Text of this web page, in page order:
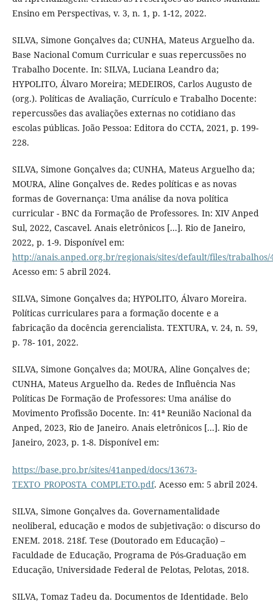
Ensino em Perspectivas, v. 3, n. 1, p. 1-12, 2022.
SILVA, Simone Gonçalves da; CUNHA, Mateus Arguelho da.
Base Nacional Comum Curricular e suas repercussões no
Trabalho Docente. In: SILVA, Luciana Leandro da;
HYPOLITO, Álvaro Moreira; MEDEIROS, Carlos Augusto de
(org.). Políticas de Avaliação, Currículo e Trabalho Docente:
repercussões das avaliações externas no cotidiano das
escolas públicas. João Pessoa: Editora do CCTA, 2021, p. 199-
228.
SILVA, Simone Gonçalves da; CUNHA, Mateus Arguelho da;
MOURA, Aline Gonçalves de. Redes políticas e as novas
formas de Governança: Uma análise da nova política
curricular - BNC da Formação de Professores. In: XIV Anped
Sul, 2022, Cascavel. Anais eletrônicos [...]. Rio de Janeiro,
2022, p. 1-9. Disponível em:
http://anais.anped.org.br/regionais/sites/default/files/trabalhos/
Acesso em: 5 abril 2024.
SILVA, Simone Gonçalves da; HYPOLITO, Álvaro Moreira.
Políticas curriculares para a formação docente e a
fabricação da docência gerencialista. TEXTURA, v. 24, n. 59,
p. 78- 101, 2022.
SILVA, Simone Gonçalves da; MOURA, Aline Gonçalves de;
CUNHA, Mateus Arguelho da. Redes de Influência Nas
Políticas De Formação de Professores: Uma análise do
Movimento Profissão Docente. In: 41ª Reunião Nacional da
Anped, 2023, Rio de Janeiro. Anais eletrônicos [...]. Rio de
Janeiro, 2023, p. 1-8. Disponível em:
https://base.pro.br/sites/41anped/docs/13673-
TEXTO_PROPOSTA_COMPLETO.pdf. Acesso em: 5 abril 2024.
SILVA, Simone Gonçalves da. Governamentalidade
neoliberal, educação e modos de subjetivação: o discurso do
ENEM. 2018. 218f. Tese (Doutorado em Educação) –
Faculdade de Educação, Programa de Pós-Graduação em
Educação, Universidade Federal de Pelotas, Pelotas, 2018.
SILVA, Tomaz Tadeu da. Documentos de Identidade. Belo